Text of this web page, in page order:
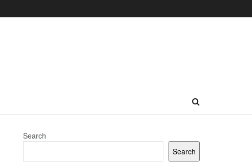
Search
Search